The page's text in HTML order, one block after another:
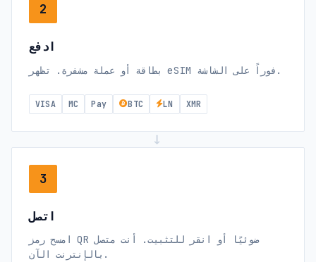
2
ادفع
بطاقة أو عملة مشفرة. تظهر eSIM فوراً على الشاشة.
VISA MC Pay BTC LN XMR
3
اتصل
امسح رمز QR ضوئيًا أو انقر للتثبيت. أنت متصل
بالإنترنت الآن.